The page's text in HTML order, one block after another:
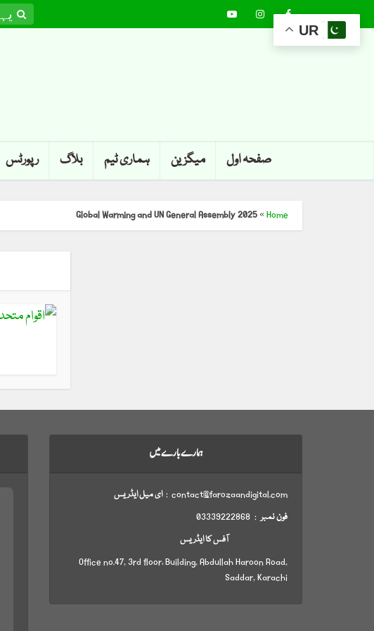
صفحہ اول میگزین ہماری ٹیم بلاگ رپورٹس
Home
»
Global Warming and UN General Assembly 2025
ہمارے بارے میں
contact@farozaandigital.com :
ای میل ایڈریس
فون نمبر : 03339222868
آفس کا ایڈریس
Office no.47, 3rd floor، Building, Abdullah Haroon Road,
Saddar, Karachi
UR